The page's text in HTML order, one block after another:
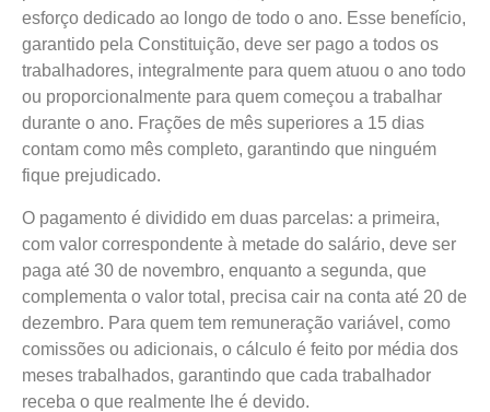
esforço dedicado ao longo de todo o ano. Esse benefício,
garantido pela Constituição, deve ser pago a todos os
trabalhadores, integralmente para quem atuou o ano todo
ou proporcionalmente para quem começou a trabalhar
durante o ano. Frações de mês superiores a 15 dias
contam como mês completo, garantindo que ninguém
fique prejudicado.
O pagamento é dividido em duas parcelas: a primeira,
com valor correspondente à metade do salário, deve ser
paga até 30 de novembro, enquanto a segunda, que
complementa o valor total, precisa cair na conta até 20 de
dezembro. Para quem tem remuneração variável, como
comissões ou adicionais, o cálculo é feito por média dos
meses trabalhados, garantindo que cada trabalhador
receba o que realmente lhe é devido.